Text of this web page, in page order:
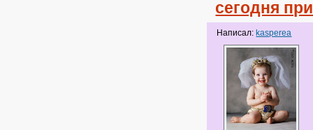
сегодня
Написал: kasperea